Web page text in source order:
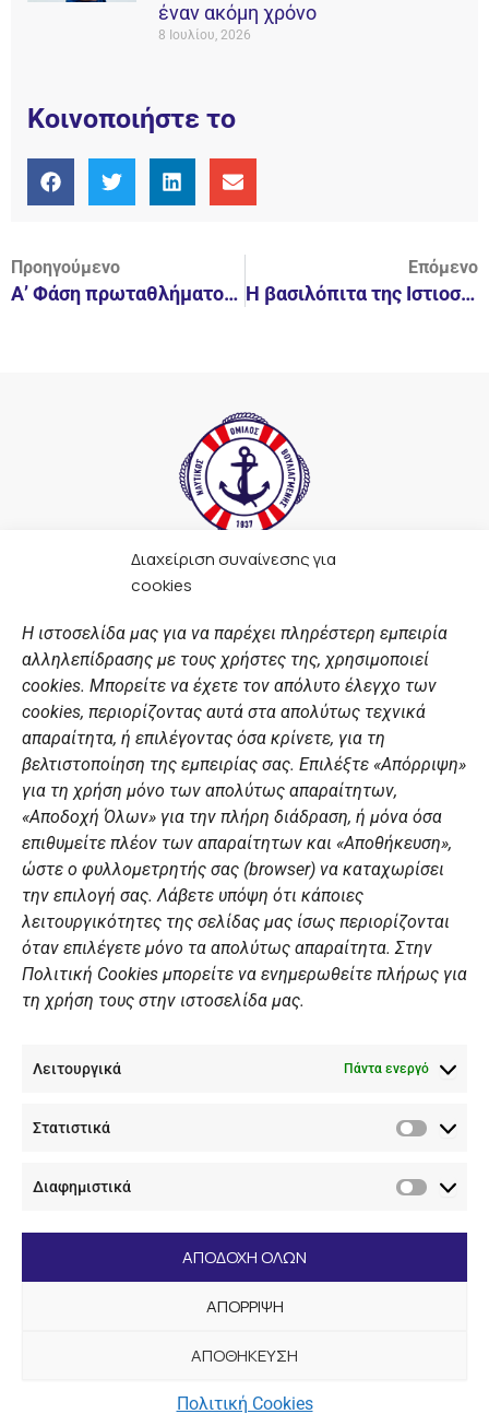
Διαχείριση συναίνεσης για
cookies
Η ιστοσελίδα μας για να παρέχει πληρέστερη εμπειρία
αλληλεπίδρασης με τους χρήστες της, χρησιμοποιεί
cookies. Μπορείτε να έχετε τον απόλυτο έλεγχο των
cookies, περιορίζοντας αυτά στα απολύτως τεχνικά
απαραίτητα, ή επιλέγοντας όσα κρίνετε, για τη
βελτιστοποίηση της εμπειρίας σας. Επιλέξτε «Απόρριψη»
για τη χρήση μόνο των απολύτως απαραίτητων,
«Αποδοχή Όλων» για την πλήρη διάδραση, ή μόνα όσα
επιθυμείτε πλέον των απαραίτητων και «Αποθήκευση»,
ώστε ο φυλλομετρητής σας (browser) να καταχωρίσει
την επιλογή σας. Λάβετε υπόψη ότι κάποιες
λειτουργικότητες της σελίδας μας ίσως περιορίζονται
όταν επιλέγετε μόνο τα απολύτως απαραίτητα. Στην
Πολιτική Cookies μπορείτε να ενημερωθείτε πλήρως για
τη χρήση τους στην ιστοσελίδα μας.
Λειτουργικά Πάντα ενεργό
Στατιστικά
Διαφημιστικά
ΑΠΟΔΟΧΗ ΟΛΩΝ
ΑΠΟΡΡΙΨΗ
ΑΠΟΘΗΚΕΥΣΗ
Πολιτική Cookies
έναν ακόμη χρόνο
8 Ιουλίου, 2026
Κοινοποιήστε το
Προηγούμενο
Α’ Φάση πρωταθλήματος παίδων.
Επόμενο
H βασιλόπιτα της Ιστιοσανίδας.
F
a
e
b
o
o
k
t
a
g
r
a
m
t
u
b
e
n
k
e
d
i
n
ΣΎΝΔΕΣΜΟΙ
Αθλητικές σχολές
Διάπλους
Χορηγοί
Summer Camp
ΠΡΟΣΩΠΙΚΑ ΔΕΔΟΜΕΝΑ
Πολιτική Ιστοσελίδας
Πολιτική Cookies Iστοσελίδας
Γενική Πολιτική ΝΟΒ
Ενημέρωση Summer Camp
ΕΠΙΚΟΙΝΩΝΊΑ
+30 210 89 62 416
Ναυτικός Όμιλος Βουλιαγμένης Λαιμός Βουλιαγμένης